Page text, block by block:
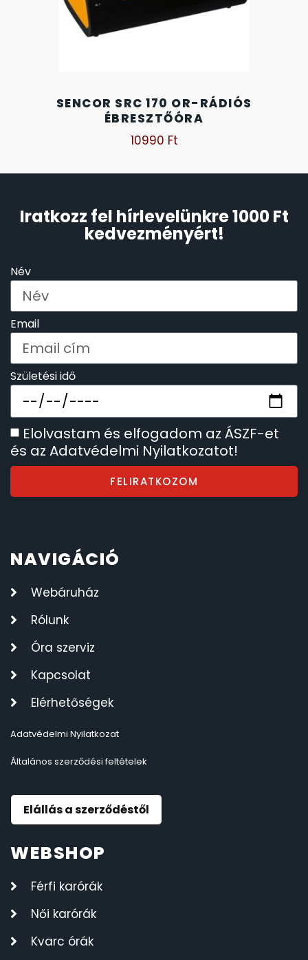
SENCOR SRC 170 OR-RÁDIÓS
ÉBRESZTŐÓRA
10990 Ft
Iratkozz fel hírlevelünkre 1000 Ft
kedvezményért!
Név
Email
Születési idő
Elolvastam és elfogadom az ÁSZF-et
és az Adatvédelmi Nyilatkozatot!
FELIRATKOZOM
NAVIGÁCIÓ
Webáruház
Rólunk
Óra szerviz
Kapcsolat
Elérhetőségek
Adatvédelmi Nyilatkozat
Általános szerződési feltételek
Elállás a szerződéstől
WEBSHOP
Férfi karórák
Női karórák
Kvarc órák